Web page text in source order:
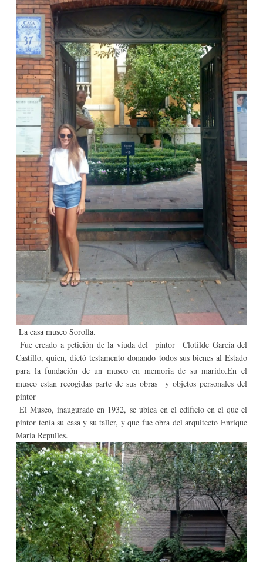
La casa museo Sorolla.
Fue creado a petición de la viuda del pintor Clotilde García del
Castillo, quien, dictó testamento donando todos sus bienes al Estado
para la fundación de un museo en memoria de su marido.En el
museo estan recogidas parte de sus obras y objetos personales del
pintor
El Museo, inaugurado en 1932, se ubica en el edificio en el que el
pintor tenía su casa y su taller, y que fue obra del arquitecto Enrique
Maria Repulles.